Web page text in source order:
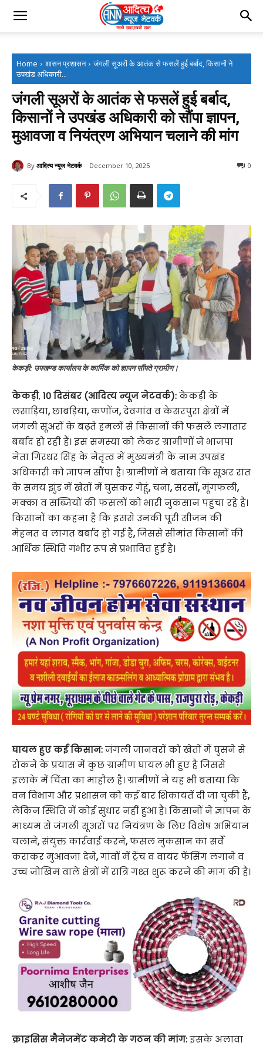
Home शासन प्रशासन
जंगली सूअरों के आतंक से फसलें हुई बर्बाद, किसानों ने
उपखंड अधिकारी...
जंगली सूअरों के आतंक से फसलें हुई बर्बाद,
किसानों ने उपखंड अधिकारी को सौंपा ज्ञापन,
मुआवजा व नियंत्रण अभियान चलाने की मांग
By आदित्य न्यूज नेटवर्क December 10, 2025 0
केकड़ी: उपखण्ड कार्यालय के कार्मिक को ज्ञापन सौंपते ग्रामीण।
केकड़ी,10 दिसंबर (आदित्य न्यूज नेटवर्क):केकड़ी के
लसाड़िया,छाबड़िया,कणोंज,देवगांव व केसरपुरा क्षेत्रों में
जंगली सूअरों के बढ़ते हमलों से किसानों की फसलें लगातार
बर्बाद हो रही हैं। इस समस्या को लेकर ग्रामीणों ने भाजपा
नेता गिरधर सिंह के नेतृत्व में मुख्यमंत्री के नाम उपखंड
अधिकारी को ज्ञापन सौंपा है। ग्रामीणों ने बताया कि सूअर रात
के समय झुंड में खेतों में घुसकर गेहूं,चना,सरसों,मूंगफली,
मक्का व सब्जियों की फसलों को भारी नुकसान पहुंचा रहे हैं।
किसानों का कहना है कि इससे उनकी पूरी सीजन की
मेहनत व लागत बर्बाद हो गई है,जिससे सीमांत किसानों की
आर्थिक स्थिति गंभीर रूप से प्रभावित हुई है।
घायल हुए कई किसान:जंगली जानवरों को खेतों में घुसने से
रोकने के प्रयास में कुछ ग्रामीण घायल भी हुए हैं जिससे
इलाके में चिंता का माहौल है। ग्रामीणों ने यह भी बताया कि
वन विभाग और प्रशासन को कई बार शिकायतें दी जा चुकी हैं,
लेकिन स्थिति में कोई सुधार नहीं हुआ है। किसानों ने ज्ञापन के
माध्यम से जंगली सूअरों पर नियंत्रण के लिए विशेष अभियान
चलाने,संयुक्त कार्रवाई करने,फसल नुकसान का सर्वे
कराकर मुआवजा देने,गांवों में ट्रेंच व वायर फेंसिंग लगाने व
उच्च जोखिम वाले क्षेत्रों में रात्रि गश्त शुरू करने की मांग की है।
क्राइसिस मैनेजमेंट कमेटी के गठन की मांग:इसके अलावा